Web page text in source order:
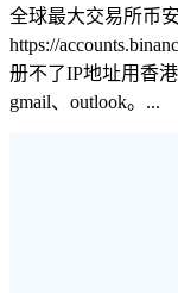
全球最大交易所币
https://
册不了IP地址用香
gmail、outlook。...